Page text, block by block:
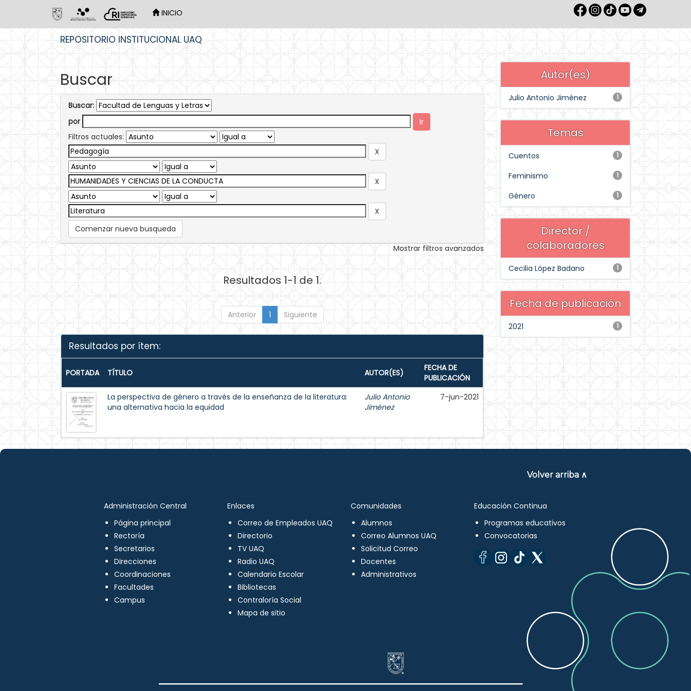
INICIO
REPOSITORIO INSTITUCIONAL UAQ
Buscar
Buscar:
por
Filtros actuales:
Comenzar nueva busqueda
Mostrar filtros avanzados
Resultados 1-1 de 1.
Anterior 1 Siguiente
Resultados por ítem:
PORTADA TÍTULO AUTOR(ES)
FECHA DE
PUBLICACIÓN
La perspectiva de género a través de la enseñanza de la literatura:
una alternativa hacia la equidad
Julio Antonio
Jiménez
7-jun-2021
Autor(es)
1
Julio Antonio Jiménez
Temas
1
Cuentos
1
Feminismo
1
Género
Director /
colaboradores
1
Cecilia López Badano
Fecha de publicación
1
2021
Volver arriba ∧
Administración Central
Página principal
Rectoría
Secretarios
Direcciones
Coordinaciones
Facultades
Campus
Enlaces
Correo de Empleados UAQ
Directorio
TV UAQ
Radio UAQ
Calendario Escolar
Bibliotecas
Contraloría Social
Mapa de sitio
Comunidades
Alumnos
Correo Alumnos UAQ
Solicitud Correo
Docentes
Administrativos
Educación Continua
Programas educativos
Convocatorias